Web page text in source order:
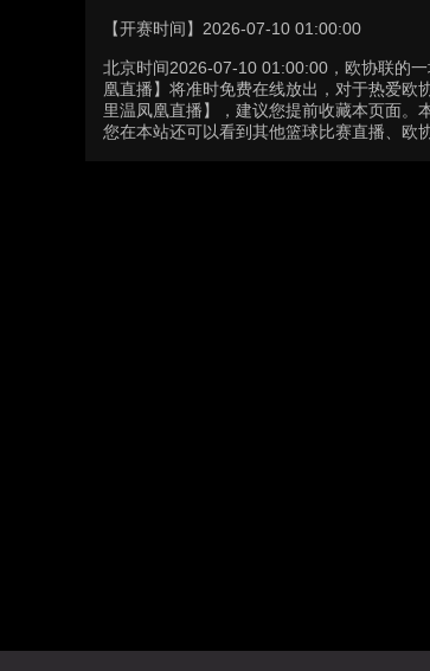
【开赛时间】 2026-07-10 01:00:00
北京时间2026-07-10 01:00:00，欧协联的
凰直播】将准时免费在线放出，对于热爱
里温凤凰直播】，建议您提前收藏本页面。
您在本站还可以看到其他篮球比赛直播、欧